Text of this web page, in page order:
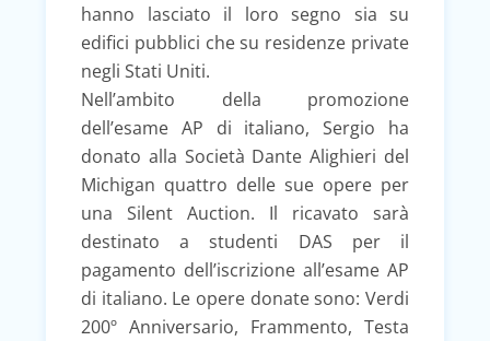
hanno lasciato il loro segno sia su
edifici pubblici che su residenze private
negli Stati Uniti.
Nell’ambito della promozione
dell’esame AP di italiano, Sergio ha
donato alla Società Dante Alighieri del
Michigan quattro delle sue opere per
una Silent Auction. Il ricavato sarà
destinato a studenti DAS per il
pagamento dell’iscrizione all’esame AP
di italiano. Le opere donate sono: Verdi
200º Anniversario, Frammento, Testa